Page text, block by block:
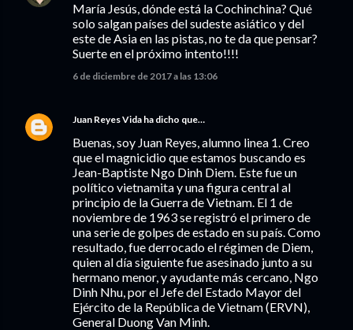
María Jesús, dónde está la Cochinchina? Qué
solo salgan países del sudeste asiático y del
este de Asia en las pistas, no te da que pensar?
Suerte en el próximo intento!!!!
6 de diciembre de 2017 a las 13:06
Juan Reyes Vida ha dicho que…
Buenas, soy Juan Reyes, alumno linea 1. Creo
que el magnicidio que estamos buscando es
Jean-Baptiste Ngo Dinh Diem. Este fue un
político vietnamita y una figura central al
principio de la Guerra de Vietnam. El 1 de
noviembre de 1963 se registró el primero de
una serie de golpes de estado en su país. Como
resultado, fue derrocado el régimen de Diem,
quien al día siguiente fue asesinado junto a su
hermano menor, y ayudante más cercano, Ngo
Dinh Nhu, por el Jefe del Estado Mayor del
Ejército de la República de Vietnam (ERVN),
General Duong Van Minh.